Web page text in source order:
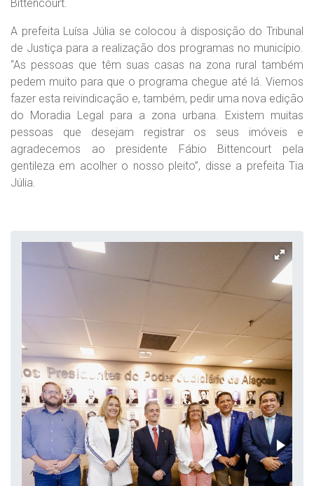
Bittencourt.
A prefeita Luísa Júlia se colocou à disposição do Tribunal
de Justiça para a realização dos programas no município.
“As pessoas que têm suas casas na zona rural também
pedem muito para que o programa chegue até lá. Viemos
fazer esta reivindicação e, também, pedir uma nova edição
do Moradia Legal para a zona urbana. Existem muitas
pessoas que desejam registrar os seus imóveis e
agradecemos ao presidente Fábio Bittencourt pela
gentileza em acolher o nosso pleito”, disse a prefeita Tia
Júlia.